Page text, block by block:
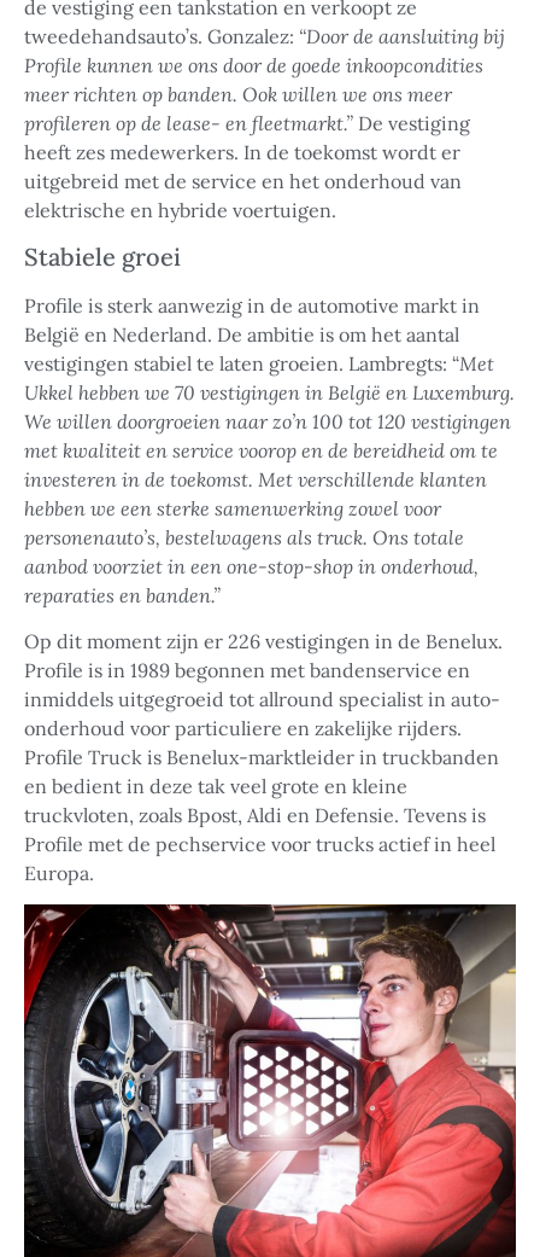
de vestiging een tankstation en verkoopt ze
tweedehandsauto’s. Gonzalez: “Door de aansluiting bij
Profile kunnen we ons door de goede inkoopcondities
meer richten op banden. Ook willen we ons meer
profileren op de lease- en fleetmarkt.” De vestiging
heeft zes medewerkers. In de toekomst wordt er
uitgebreid met de service en het onderhoud van
elektrische en hybride voertuigen.
Stabiele groei
Profile is sterk aanwezig in de automotive markt in
België en Nederland. De ambitie is om het aantal
vestigingen stabiel te laten groeien. Lambregts: “Met
Ukkel hebben we 70 vestigingen in België en Luxemburg.
We willen doorgroeien naar zo’n 100 tot 120 vestigingen
met kwaliteit en service voorop en de bereidheid om te
investeren in de toekomst. Met verschillende klanten
hebben we een sterke samenwerking zowel voor
personenauto’s, bestelwagens als truck. Ons totale
aanbod voorziet in een one-stop-shop in onderhoud,
reparaties en banden.”
Op dit moment zijn er 226 vestigingen in de Benelux.
Profile is in 1989 begonnen met bandenservice en
inmiddels uitgegroeid tot allround specialist in auto-
onderhoud voor particuliere en zakelijke rijders.
Profile Truck is Benelux-marktleider in truckbanden
en bedient in deze tak veel grote en kleine
truckvloten, zoals Bpost, Aldi en Defensie. Tevens is
Profile met de pechservice voor trucks actief in heel
Europa.